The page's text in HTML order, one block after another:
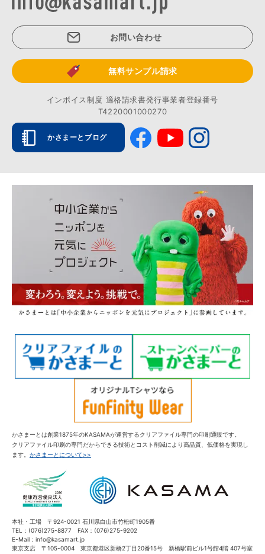
お問い合わせ
無料サンプル請求
インボイス制度 適格請求書発行事業者登録番号
T4220001000270
かさまーとブログ
かさまーとは創業1875年のKASAMAが運営するクリアファイル専門の印刷通販です。
クリアファイル印刷の専門だからできる技術とコスト削減により高品質、低価格を実現し
ます。 かさまーとについて>>
本社・工場 〒924-0021 石川県白山市竹松町1905番
TEL：(076)275-8877 FAX：(076)275-9202
E-Mail：info@kasamart.jp
東京支店 〒105-0004 東京都港区新橋2丁目20番15号 新橋駅前ビル1号館4階 407号室